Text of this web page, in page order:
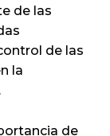
de las
de las
la
de